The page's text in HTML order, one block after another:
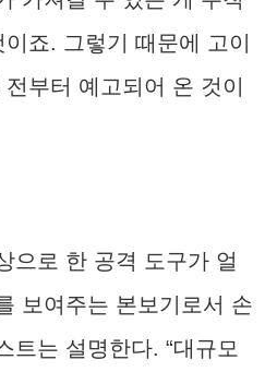
죠. 그렇기 때문에 고이
부터 예고되어 온 것이
으로 한 공격 도구가 얼
보여주는 본보기로서 손
트는 설명한다. “대규모